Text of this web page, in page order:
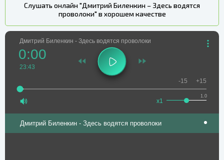
Слушать онлайн "Дмитрий Биленкин – Здесь водятся
проволоки" в хорошем качестве
Дмитрий Биленкин - Здесь водятся проволоки
0:00
23:43
1.0
x1
-15 +15
Дмитрий Биленкин - Здесь водятся проволоки